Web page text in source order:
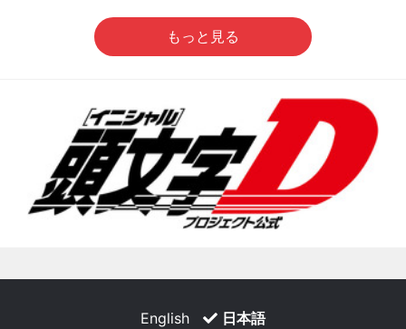
もっと見る
English 日本語